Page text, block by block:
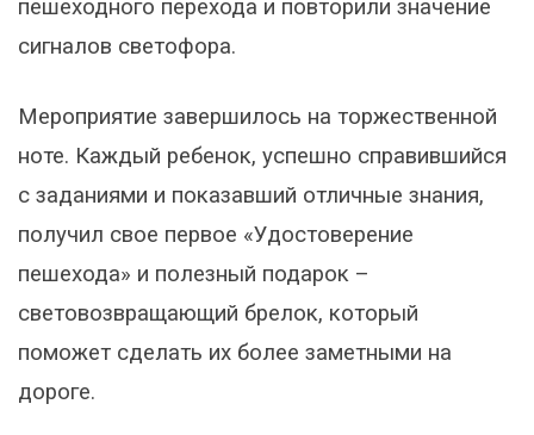
пешеходного перехода и повторили значение
сигналов светофора.
Мероприятие завершилось на торжественной
ноте. Каждый ребенок, успешно справившийся
с заданиями и показавший отличные знания,
получил свое первое «Удостоверение
пешехода» и полезный подарок –
световозвращающий брелок, который
поможет сделать их более заметными на
дороге.